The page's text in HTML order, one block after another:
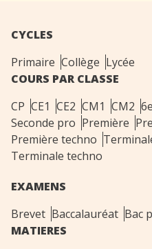
CYCLES
Primaire Collège Lycée
COURS PAR CLASSE
CP CE1 CE2 CM1 CM2 6e
Seconde pro Première
Première techno
Terminale techno
EXAMENS
Brevet Baccalauréat Bac
MATIERES